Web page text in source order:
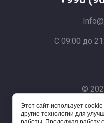
С 09:00 до
©
Этот сайт использует
другие технологии для